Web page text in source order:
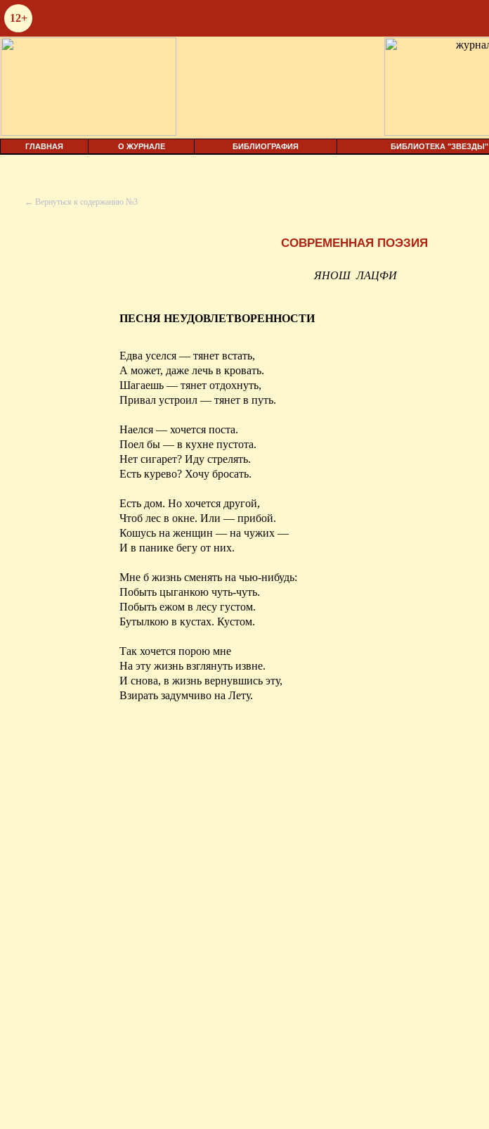
12+
ГЛАВНАЯ О ЖУРНАЛЕ БИБЛИОГРАФИЯ БИБЛИОТЕКА "ЗВЕЗДЫ"
← Вернуться к содержанию №3
СОВРЕМЕННАЯ ПОЭЗИЯ
ЯНОШ ЛАЦФИ
ПЕСНЯ НЕУДОВЛЕТВОРЕННОСТИ
Едва уселся — тянет встать,
А может, даже лечь в кровать.
Шагаешь — тянет отдохнуть,
Привал устроил — тянет в путь.
Наелся — хочется поста.
Поел бы — в кухне пустота.
Нет сигарет? Иду стрелять.
Есть курево? Хочу бросать.
Есть дом. Но хочется другой,
Чтоб лес в окне. Или — прибой.
Кошусь на женщин — на чужих —
И в панике бегу от них.
Мне б жизнь сменять на чью-нибудь:
Побыть цыганкою чуть-чуть.
Побыть ежом в лесу густом.
Бутылкою в кустах. Кустом.
Так хочется порою мне
На эту жизнь взглянуть извне.
И снова, в жизнь вернувшись эту,
Взирать задумчиво на Лету.